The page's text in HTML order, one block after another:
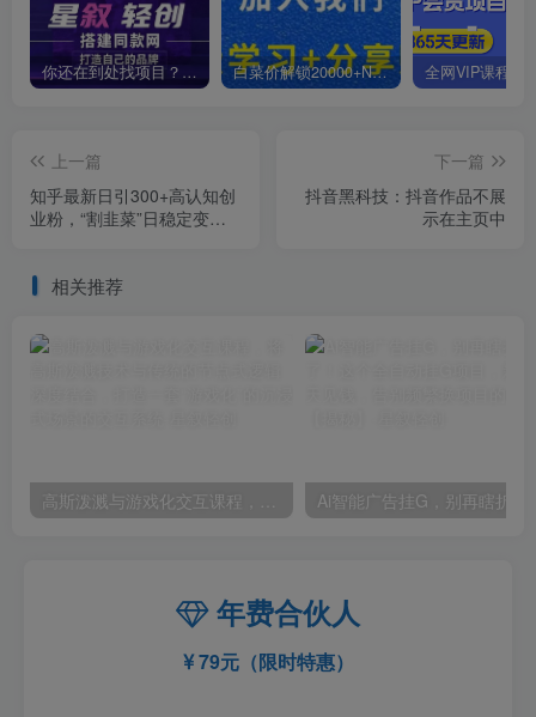
你还在到处找项目？还在当韭菜？我靠卖项目一个月收入5万+，曾经我也是个失败者。 白菜价解锁20000+N个赚钱机会，加入星叙轻创会员，全站资源免费学习。
上一篇
知乎最新日引300+高认知创
业粉，“割韭菜”日稳定变现
下一篇
抖音黑科技：抖音作品不展
示在主页中
相关推荐
高斯泼溅与游戏化交互课程，将高斯泼溅技术与传统的节点式逻辑深度结合，打造一套“游戏化”的沉浸式场景的交互系统
年费合伙人
79元（限时特惠）